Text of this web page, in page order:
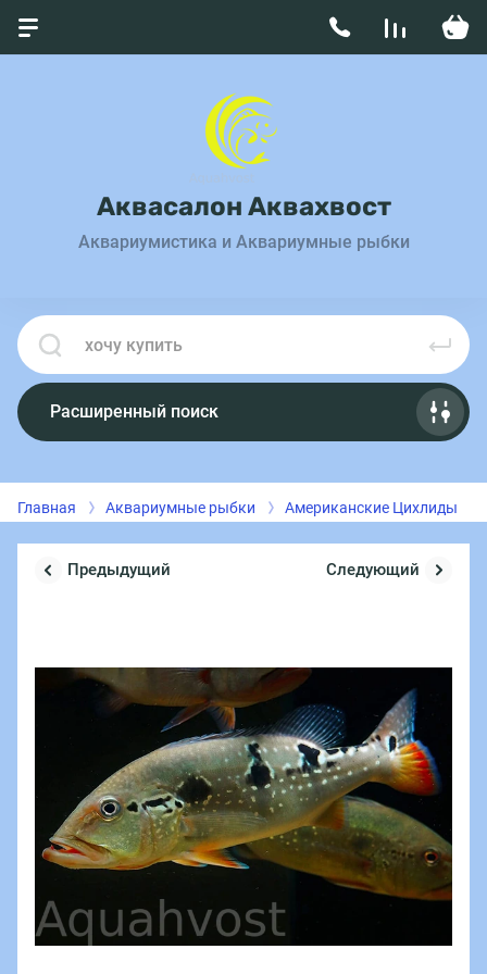
Аквасалон Аквахвост
Аквариумистика и Аквариумные рыбки
Расширенный поиск
Главная Аквариумные рыбки Американские Цихлиды
Предыдущий Следующий